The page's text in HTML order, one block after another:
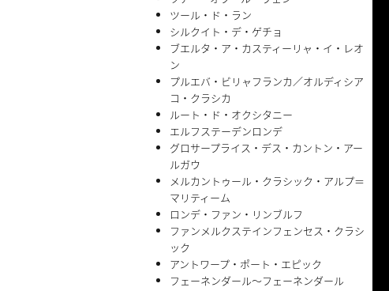
ツール・ド・ラン
シルクイト・デ・ゲチョ
ブエルタ・ア・カスティーリャ・イ・レオ
ン
プルエバ・ビリャフランカ／オルディシア
コ・クラシカ
ルート・ド・オクシタニー
エルフステーデンロンデ
グロサープライス・デス・カントン・アー
ルガウ
メルカントゥール・クラシック・アルプ＝
マリティーム
ロンデ・ファン・リンブルフ
ファンメルクステインフェンセス・クラシ
ック
アントワープ・ポート・エピック
フェーネンダール〜フェーネンダール